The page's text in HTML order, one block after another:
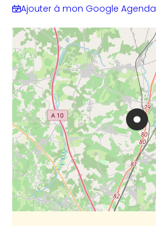
Ajouter à mon Google Agenda